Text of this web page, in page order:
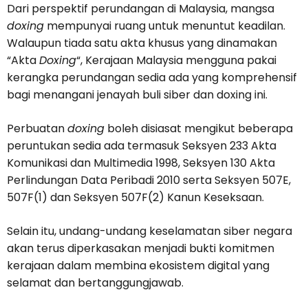
Dari perspektif perundangan di Malaysia, mangsa
doxing mempunyai ruang untuk menuntut keadilan.
Walaupun tiada satu akta khusus yang dinamakan
“AktaDoxing“, Kerajaan Malaysia mengguna pakai
kerangka perundangan sedia ada yang komprehensif
bagi menangani jenayah buli siber dan doxing ini.
Perbuatandoxing boleh disiasat mengikut beberapa
peruntukan sedia ada termasuk Seksyen 233 Akta
Komunikasi dan Multimedia 1998, Seksyen 130 Akta
Perlindungan Data Peribadi 2010 serta Seksyen 507E,
507F(1) dan Seksyen 507F(2) Kanun Keseksaan.
Selain itu, undang-undang keselamatan siber negara
akan terus diperkasakan menjadi bukti komitmen
kerajaan dalam membina ekosistem digital yang
selamat dan bertanggungjawab.